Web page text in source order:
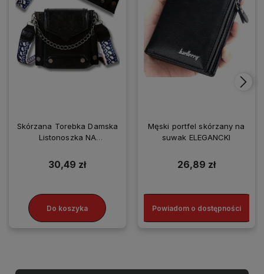
Skórzana Torebka Damska
Listonoszka NA
30,49 zł
Do koszyka
Męski portfel skórzany na
suwak ELEGANCKI
26,89 zł
Powiadom o dostępności